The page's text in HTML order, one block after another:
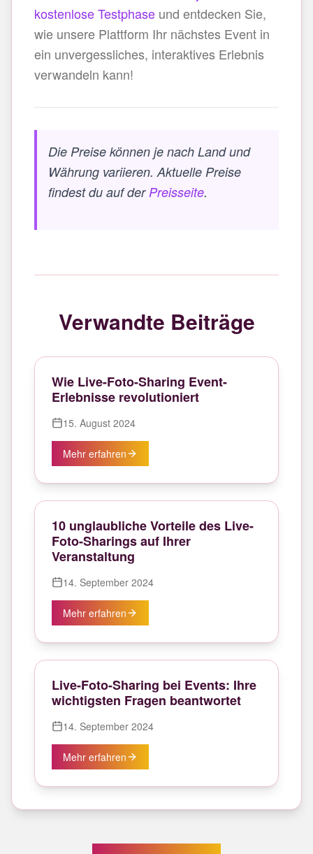
kostenlose Testphase und entdecken Sie,
wie unsere Plattform Ihr nächstes Event in
ein unvergessliches, interaktives Erlebnis
verwandeln kann!
Die Preise können je nach Land und
Währung variieren. Aktuelle Preise
findest du auf derPreisseite.
Verwandte Beiträge
Wie Live-Foto-Sharing Event-
Erlebnisse revolutioniert
15. August 2024
Mehr erfahren
10 unglaubliche Vorteile des Live-
Foto-Sharings auf Ihrer
Veranstaltung
14. September 2024
Mehr erfahren
Live-Foto-Sharing bei Events: Ihre
wichtigsten Fragen beantwortet
14. September 2024
Mehr erfahren